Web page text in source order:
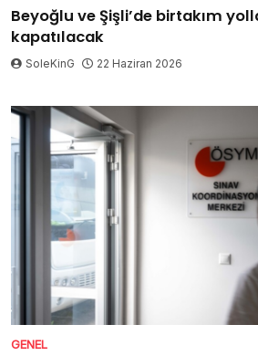
Beyoğlu ve Şişli’de birtakım
kapatılacak
SoleKinG 22 Haziran 2026
GENEL